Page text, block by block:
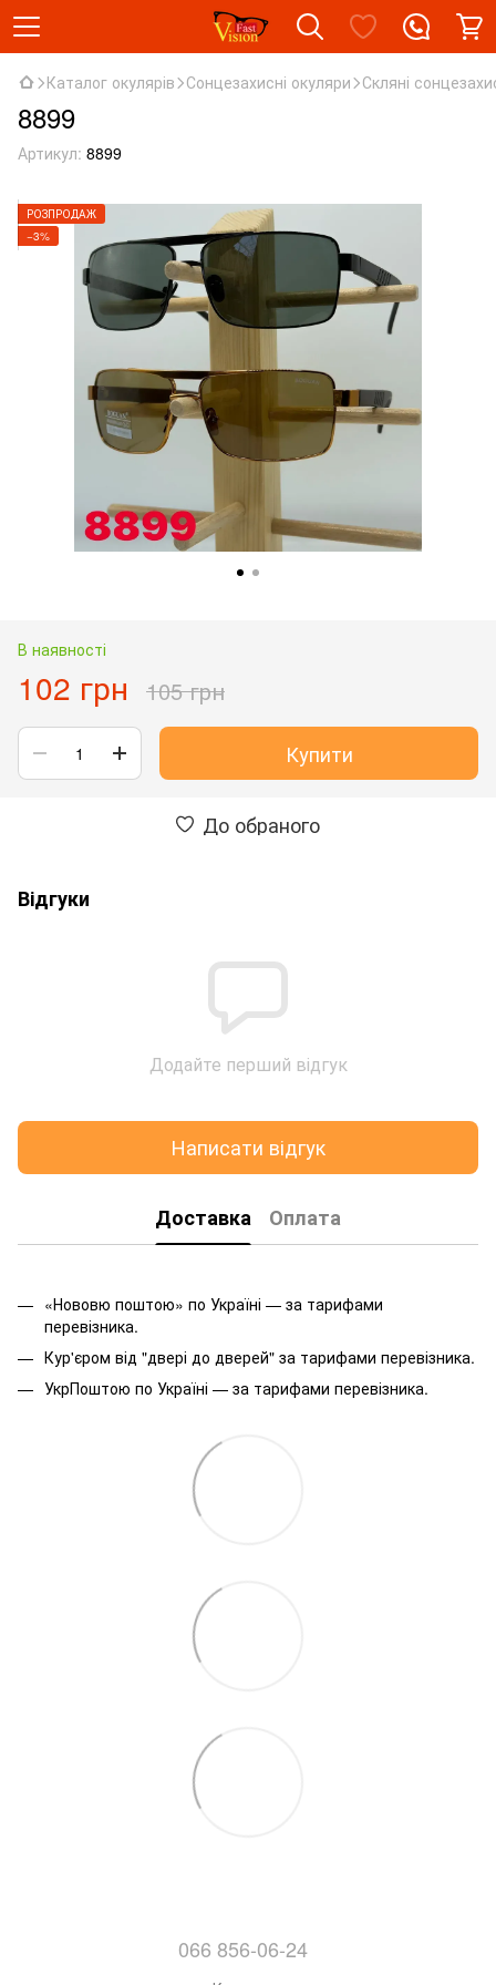
Каталог окулярів Сонцезахисні окуляри Скляні
8899
Артикул: 8899
РОЗПРОДАЖ
−3%
В наявності
102 грн 105 грн
Купити
До обраного
Відгуки
Додайте перший відгук
Написати відгук
Доставка Оплата
«Нововю поштою» по Україні — за тарифами
перевізника.
Кур'єром від "двері до дверей" за тарифами перевізника.
УкрПоштою по Україні — за тарифами перевізника.
066 856-06-24